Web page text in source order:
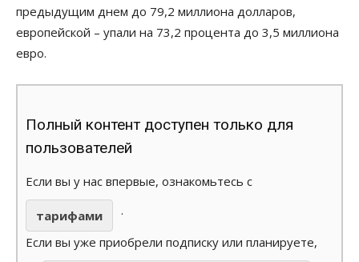
предыдущим днем до 79,2 миллиона долларов,
европейской – упали на 73,2 процента до 3,5 миллиона
евро.
Полный контент доступен только для
пользователей
Если вы у нас впервые, ознакомьтесь с
тарифами
.
Если вы уже приобрели подписку или планируете,